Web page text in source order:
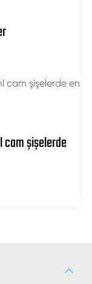
cam şişelerde